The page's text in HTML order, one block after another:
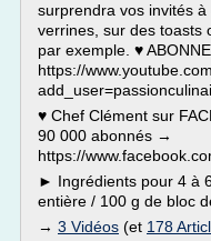
surprendra vos invités
verrines, sur des toasts
par exemple. ♥
https://
♥ Chef Clément sur
90 000 abonnés →
https://
► Ingrédients pour 4 à
entière / 100 g de bloc
→ 3 Vidéos (et 178